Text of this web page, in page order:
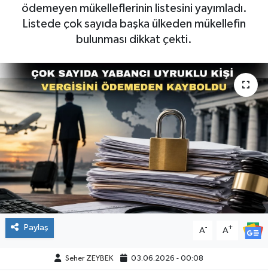
ödemeyen mükelleflerinin listesini yayımladı.
Listede çok sayıda başka ülkeden mükellefin
bulunması dikkat çekti.
Paylaş A- A+
Seher ZEYBEK 03.06.2026 - 00:08
Haber Arşivi